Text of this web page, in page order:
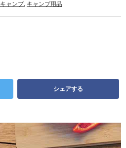
キャンプ, キャンプ用品
シェアする